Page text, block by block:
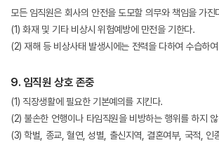
모든 임직원은 회사의 안전을 도모할 의무와 책임을 가진
(1) 화재 및 기타 비상시 위험예방에 만전을 기한다.
(2) 재해 등 비상사태 발생시에는 전력을 다하여 수습하
9. 임직원 상호 존중
(1) 직장생활에 필요한 기본예의를 지킨다.
(2) 불손한 언행이나 타임직원을 비방하는 행위를 하지
(3) 학벌, 종교, 혈연, 성별, 출신지역, 결혼여부, 국적, 인